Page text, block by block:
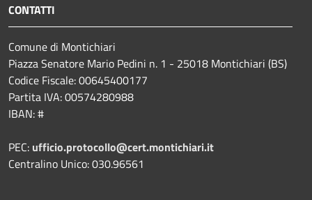
CONTATTI
Comune di Montichiari
Piazza Senatore Mario Pedini n. 1 - 25018 Montichiari (BS)
Codice Fiscale: 00645400177
Partita IVA: 00574280988
IBAN: #
PEC: ufficio.protocollo@cert.montichiari.it
Centralino Unico: 030.96561